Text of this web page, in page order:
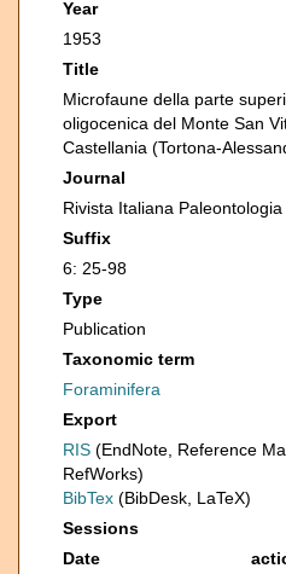
Year
1953
Title
Microfaune della parte
oligocenica del Monte San
Castellania (Tortona-
Journal
Rivista Italiana
Suffix
6: 25-98
Type
Publication
Taxonomic term
Foraminifera
Export
RIS (EndNote, Reference
RefWorks)
BibTex (BibDesk, LaTeX)
Sessions
Date